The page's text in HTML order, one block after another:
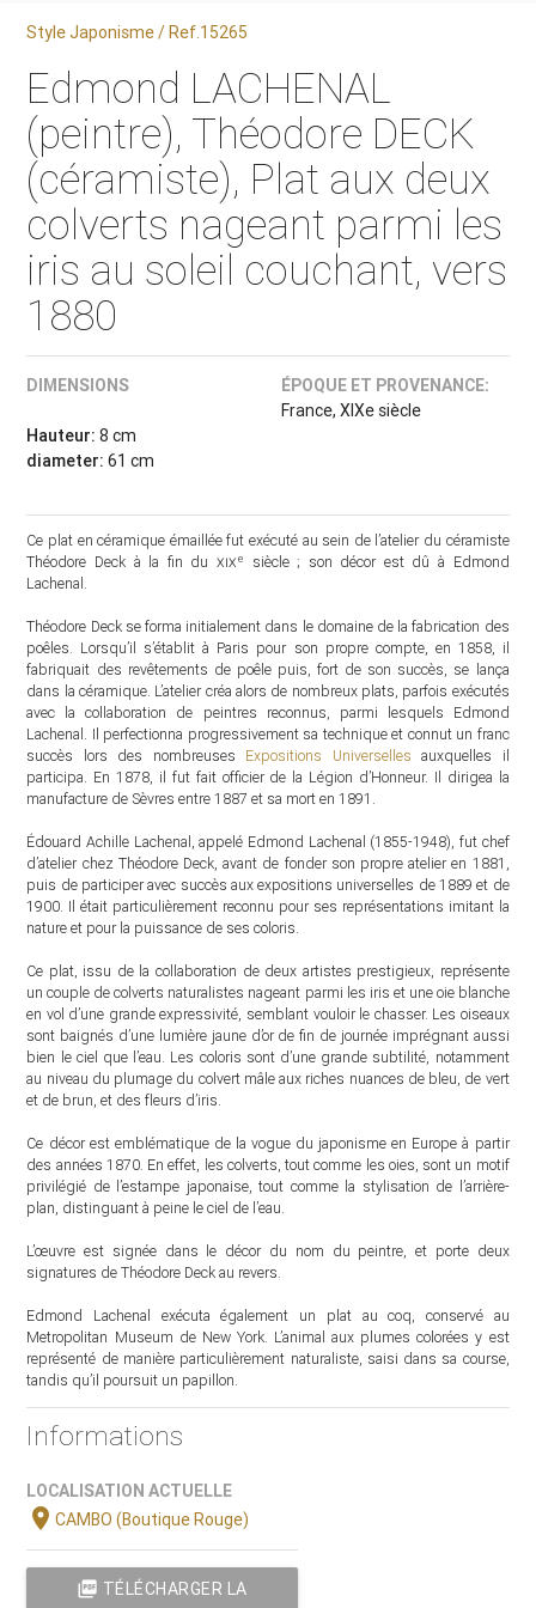
Style Japonisme / Ref.15265
Edmond LACHENAL
(peintre), Théodore DECK
(céramiste), Plat aux deux
colverts nageant parmi les
iris au soleil couchant, vers
1880
DIMENSIONS
Hauteur: 8 cm
diameter: 61 cm
ÉPOQUE ET PROVENANCE:
France, XIXe siècle
Ce plat en céramique émaillée fut exécuté au sein de l’atelier du céramiste
Théodore Deck à la fin du xixe
siècle ; son décor est dû à Edmond
Lachenal.
Théodore Deck se forma initialement dans le domaine de la fabrication des
poêles. Lorsqu’il s’établit à Paris pour son propre compte, en 1858, il
fabriquait des revêtements de poêle puis, fort de son succès, se lança
dans la céramique. L’atelier créa alors de nombreux plats, parfois exécutés
avec la collaboration de peintres reconnus, parmi lesquels Edmond
Lachenal. Il perfectionna progressivement sa technique et connut un franc
succès lors des nombreuses Expositions Universelles auxquelles il
participa. En 1878, il fut fait officier de la Légion d’Honneur. Il dirigea la
manufacture de Sèvres entre 1887 et sa mort en 1891.
Édouard Achille Lachenal, appelé Edmond Lachenal (1855-1948), fut chef
d’atelier chez Théodore Deck, avant de fonder son propre atelier en 1881,
puis de participer avec succès aux expositions universelles de 1889 et de
1900. Il était particulièrement reconnu pour ses représentations imitant la
nature et pour la puissance de ses coloris.
Ce plat, issu de la collaboration de deux artistes prestigieux, représente
un couple de colverts naturalistes nageant parmi les iris et une oie blanche
en vol d’une grande expressivité, semblant vouloir le chasser. Les oiseaux
sont baignés d’une lumière jaune d’or de fin de journée imprégnant aussi
bien le ciel que l’eau. Les coloris sont d’une grande subtilité, notamment
au niveau du plumage du colvert mâle aux riches nuances de bleu, de vert
et de brun, et des fleurs d’iris.
Ce décor est emblématique de la vogue du japonisme en Europe à partir
des années 1870. En effet, les colverts, tout comme les oies, sont un motif
privilégié de l’estampe japonaise, tout comme la stylisation de l’arrière-
plan, distinguant à peine le ciel de l’eau.
L’œuvre est signée dans le décor du nom du peintre, et porte deux
signatures de Théodore Deck au revers.
Edmond Lachenal exécuta également un plat au coq, conservé au
Metropolitan Museum de New York. L’animal aux plumes colorées y est
représenté de manière particulièrement naturaliste, saisi dans sa course,
tandis qu’il poursuit un papillon.
Informations
LOCALISATION ACTUELLE
location_onCAMBO (Boutique Rouge)
picture_as_pdf TÉLÉCHARGER LA